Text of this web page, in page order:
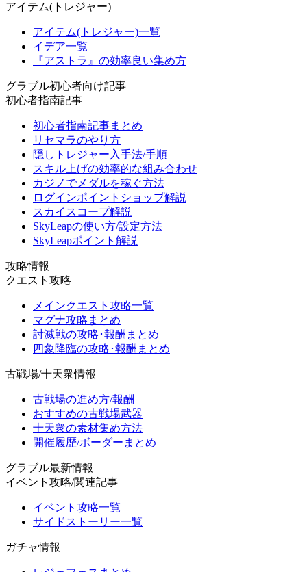
アイテム(トレジャー)
アイテム(トレジャー)一覧
イデア一覧
『アストラ』の効率良い集め方
グラブル初心者向け記事
初心者指南記事
初心者指南記事まとめ
リセマラのやり方
隠しトレジャー入手法/手順
スキル上げの効率的な組み合わせ
カジノでメダルを稼ぐ方法
ログインポイントショップ解説
スカイスコープ解説
SkyLeapの使い方/設定方法
SkyLeapポイント解説
攻略情報
クエスト攻略
メインクエスト攻略一覧
マグナ攻略まとめ
討滅戦の攻略･報酬まとめ
四象降臨の攻略･報酬まとめ
古戦場/十天衆情報
古戦場の進め方/報酬
おすすめの古戦場武器
十天衆の素材集め方法
開催履歴/ボーダーまとめ
グラブル最新情報
イベント攻略/関連記事
イベント攻略一覧
サイドストーリー一覧
ガチャ情報